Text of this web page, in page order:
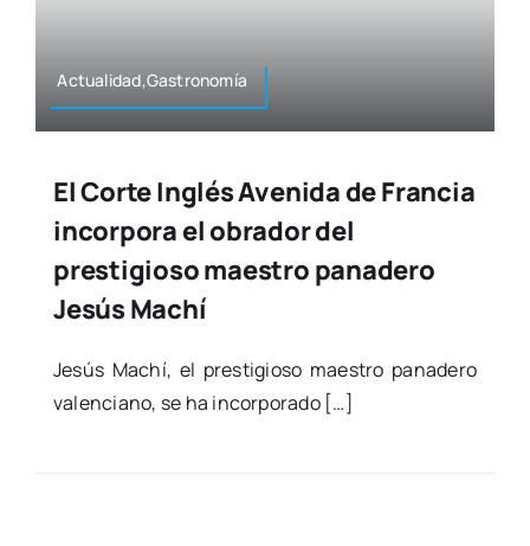
Actualidad,Gastronomía
El Corte Inglés Avenida de Francia
incorpora el obrador del
prestigioso maestro panadero
Jesús Machí
Jesús Machí, el pres­ti­gio­so maes­tro pana­de­ro
valen­ciano, se ha incor­po­ra­do […]